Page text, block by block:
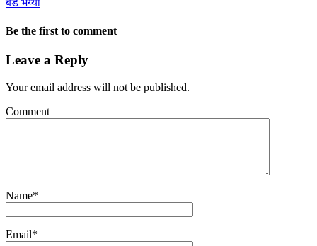
बडे भैय्या
Be the first to comment
Leave a Reply
Your email address will not be published.
Comment
Name*
Email*